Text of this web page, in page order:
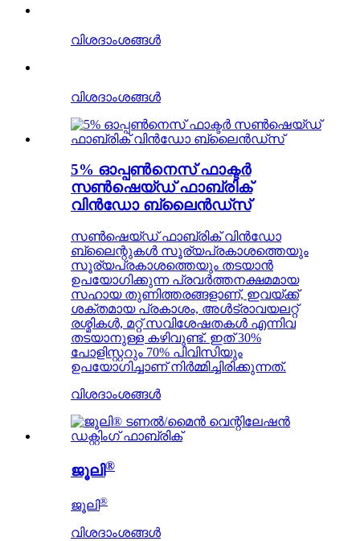
വിശദാംശങ്ങൾ
വിശദാംശങ്ങൾ
5% ഓപ്പൺനെസ് ഫാക്ടർ
സൺഷെയ്ഡ് ഫാബ്രിക്
വിൻഡോ ബ്ലൈൻഡ്സ്
സൺഷെയ്ഡ് ഫാബ്രിക് വിൻഡോ
ബ്ലൈന്റുകൾ സൂര്യപ്രകാശത്തെയും
സൂര്യപ്രകാശത്തെയും തടയാൻ
ഉപയോഗിക്കുന്ന പ്രവർത്തനക്ഷമമായ
സഹായ തുണിത്തരങ്ങളാണ്, ഇവയ്ക്ക്
ശക്തമായ പ്രകാശം, അൾട്രാവയലറ്റ്
രശ്മികൾ, മറ്റ് സവിശേഷതകൾ എന്നിവ
തടയാനുള്ള കഴിവുണ്ട്. ഇത് 30%
പോളിസ്റ്ററും 70% പിവിസിയും
ഉപയോഗിച്ചാണ് നിർമ്മിച്ചിരിക്കുന്നത്.
വിശദാംശങ്ങൾ
ജൂലി®
ജൂലി®
വിശദാംശങ്ങൾ